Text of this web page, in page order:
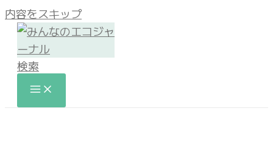
内容をスキップ
検索